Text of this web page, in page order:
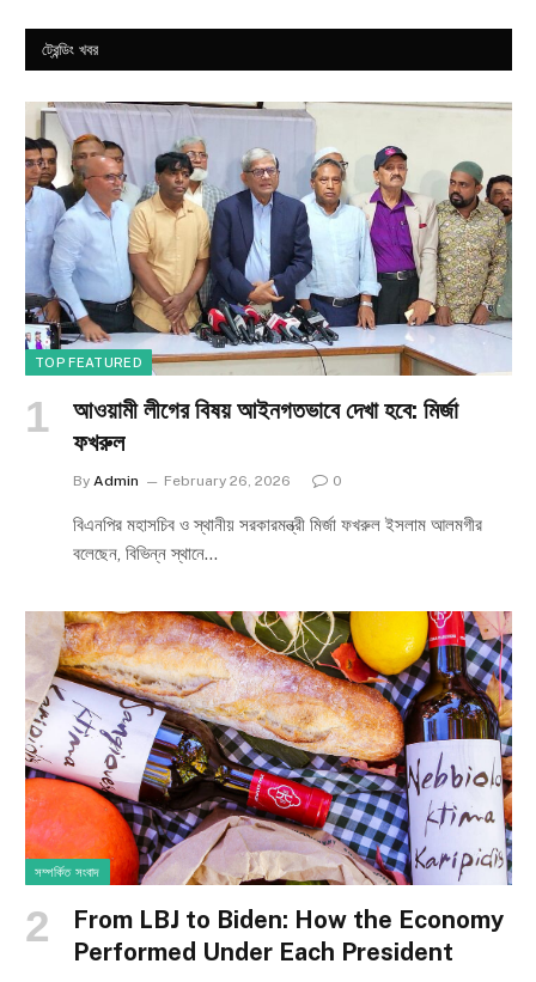
ট্রেন্ডিং খবর
TOP FEATURED
আওয়ামী লীগের বিষয় আইনগতভাবে দেখা হবে: মির্জা
ফখরুল
By Admin February 26, 2026 0
বিএনপির মহাসচিব ও স্থানীয় সরকারমন্ত্রী মির্জা ফখরুল ইসলাম আলমগীর
বলেছেন, বিভিন্ন স্থানে…
সম্পর্কিত সংবাদ
From LBJ to Biden: How the Economy
Performed Under Each President